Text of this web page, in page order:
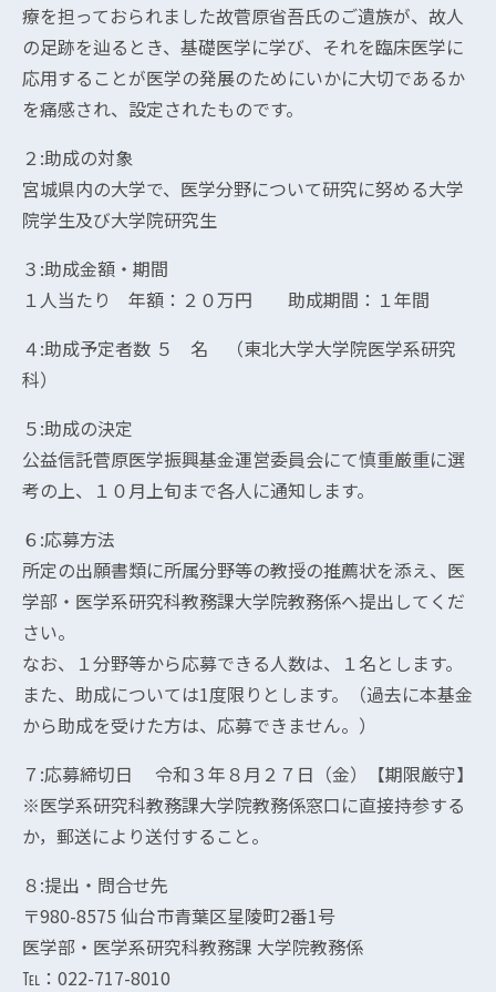
療を担っておられました故菅原省吾氏のご遺族が、故人
の足跡を辿るとき、基礎医学に学び、それを臨床医学に
応用することが医学の発展のためにいかに大切であるか
を痛感され、設定されたものです。
２:助成の対象
宮城県内の大学で、医学分野について研究に努める大学
院学生及び大学院研究生
３:助成金額・期間
１人当たり 年額：２０万円 助成期間：１年間
４:助成予定者数 ５ 名 （東北大学大学院医学系研究
科）
５:助成の決定
公益信託菅原医学振興基金運営委員会にて慎重厳重に選
考の上、１０月上旬まで各人に通知します。
６:応募方法
所定の出願書類に所属分野等の教授の推薦状を添え、医
学部・医学系研究科教務課大学院教務係へ提出してくだ
さい。
なお、１分野等から応募できる人数は、１名とします。
また、助成については1度限りとします。（過去に本基金
から助成を受けた方は、応募できません。）
７:応募締切日 令和３年８月２７日（金）【期限厳守】
※医学系研究科教務課大学院教務係窓口に直接持参する
か，郵送により送付すること。
８:提出・問合せ先
〒980-8575 仙台市青葉区星陵町2番1号
医学部・医学系研究科教務課 大学院教務係
℡：022-717-8010